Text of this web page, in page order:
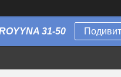
31-50